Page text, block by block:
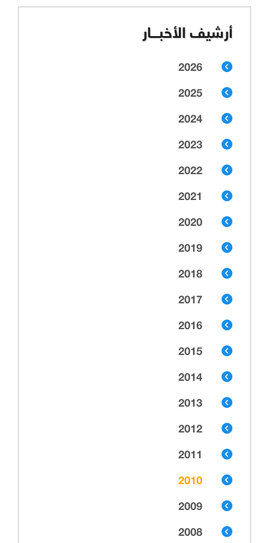
أرشيف الأخبـــار
2026
2025
2024
2023
2022
2021
2020
2019
2018
2017
2016
2015
2014
2013
2012
2011
2010
2009
2008